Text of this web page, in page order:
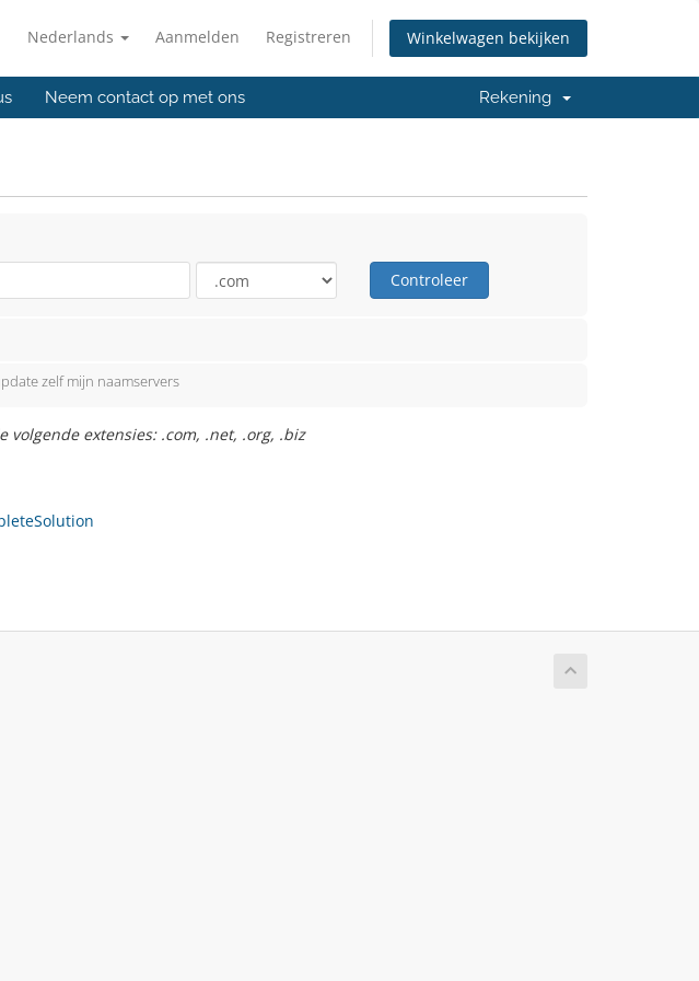
Nederlands Aanmelden Registreren Winkelwagen bekijken
Neem contact op met ons Rekening
Controleer
zelf mijn naamservers
extensies: .com, .net, .org, .biz